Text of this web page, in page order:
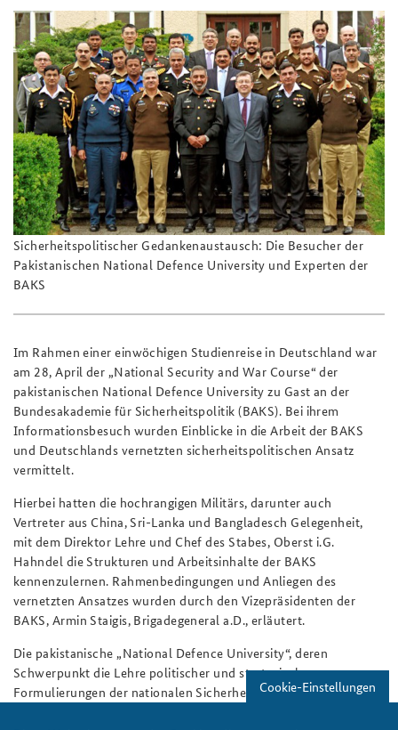
Sicherheitspolitischer Gedankenaustausch: Die Besucher der
Pakistanischen National Defence University und Experten der
BAKS
Im Rahmen einer einwöchigen Studienreise in Deutschland war
am 28, April der „National Security and War Course“ der
pakistanischen National Defence University zu Gast an der
Bundesakademie für Sicherheitspolitik (BAKS). Bei ihrem
Informationsbesuch wurden Einblicke in die Arbeit der BAKS
und Deutschlands vernetzten sicherheitspolitischen Ansatz
vermittelt.
Hierbei hatten die hochrangigen Militärs, darunter auch
Vertreter aus China, Sri-Lanka und Bangladesch Gelegenheit,
mit dem Direktor Lehre und Chef des Stabes, Oberst i.G.
Hahndel die Strukturen und Arbeitsinhalte der BAKS
kennenzulernen. Rahmenbedingungen und Anliegen des
vernetzten Ansatzes wurden durch den Vizepräsidenten der
BAKS, Armin Staigis, Brigadegeneral a.D., erläutert.
Die pakistanische „National Defence University“, deren
Schwerpunkt die Lehre politischer und strategischer
Formulierungen der nationalen Sicherheit und Verteidigung ist,
Cookie-Einstellungen